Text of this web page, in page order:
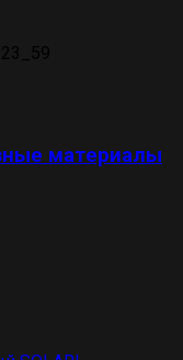
материалы